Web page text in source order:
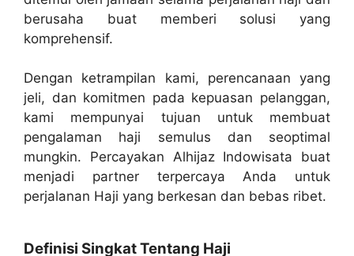
berusaha buat memberi solusi yang
komprehensif.
Dengan ketrampilan kami, perencanaan yang
jeli, dan komitmen pada kepuasan pelanggan,
kami mempunyai tujuan untuk membuat
pengalaman haji semulus dan seoptimal
mungkin. Percayakan Alhijaz Indowisata buat
menjadi partner terpercaya Anda untuk
perjalanan Haji yang berkesan dan bebas ribet.
Definisi Singkat Tentang Haji